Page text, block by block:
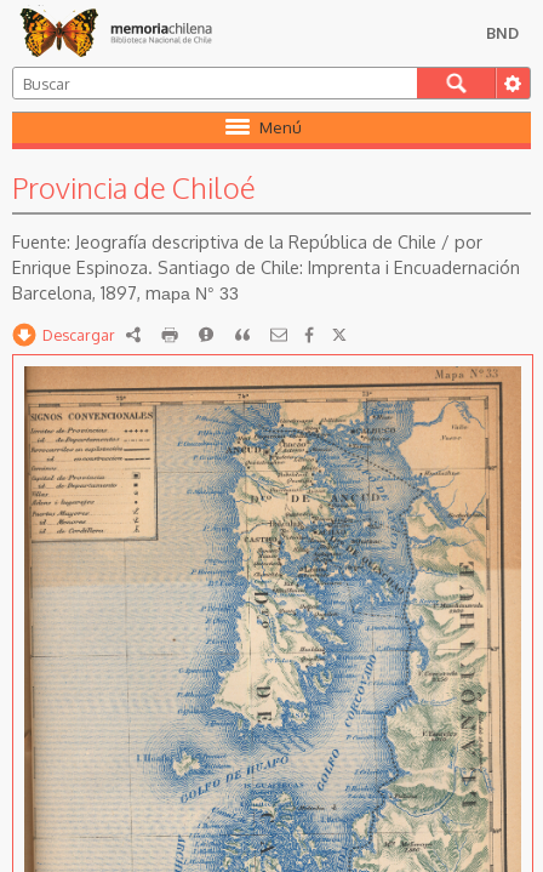
BND
Menú
Provincia de Chiloé
Jeografía descriptiva de la República de Chile / por
Enrique Espinoza. Santiago de Chile: Imprenta i Encuadernación
Barcelona, 1897, mapa N° 33
Descargar RDF imprimirReportarCitar